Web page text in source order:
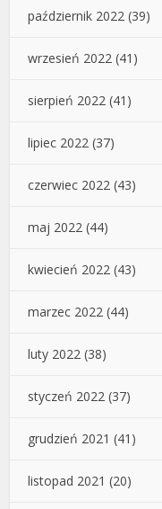
październik 2022 (39)
wrzesień 2022 (41)
sierpień 2022 (41)
lipiec 2022 (37)
czerwiec 2022 (43)
maj 2022 (44)
kwiecień 2022 (43)
marzec 2022 (44)
luty 2022 (38)
styczeń 2022 (37)
grudzień 2021 (41)
listopad 2021 (20)